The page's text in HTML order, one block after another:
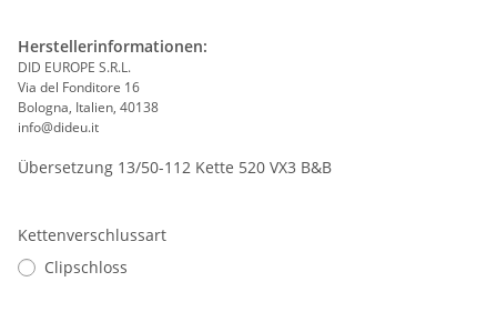
Herstellerinformationen:
DID EUROPE S.R.L.
Via del Fonditore 16
Bologna, Italien, 40138
info@dideu.it
Übersetzung 13/50-112 Kette 520 VX3 B&B
Kettenverschlussart
Clipschloss